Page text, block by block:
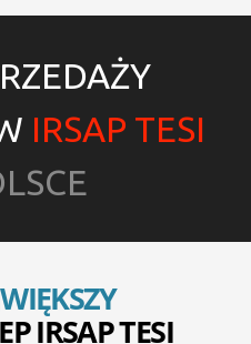
IRSAP TESI